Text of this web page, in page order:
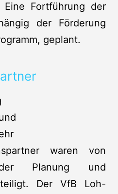
Fortführung der
der Förderung
geplant.
waren von
Planung und
Der VfB Loh-